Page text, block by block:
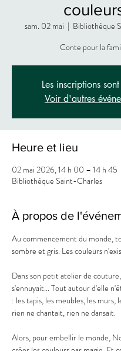
sam. 02 mai
  |
Bibliothèque
Conte pour la
Les inscriptions
Voir d'autres
Heure et lieu
02 mai 2026, 14 h 00 – 14 h 45
Bibliothèque Saint-Charles
À propos de
Au commencement du monde,
sombre et gris. Les couleurs
Dans son petit atelier de
s'ennuyait... Tout autour d'elle
: les tapis, les meubles, les murs,
rien ne chantait, rien ne dansait.
Alors, pour embellir le monde,